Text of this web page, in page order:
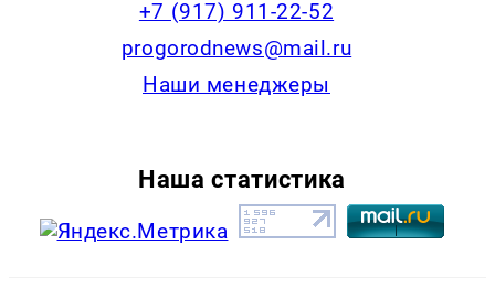
+7 (917) 911-22-52
progorodnews@mail.ru
Наши менеджеры
Наша статистика